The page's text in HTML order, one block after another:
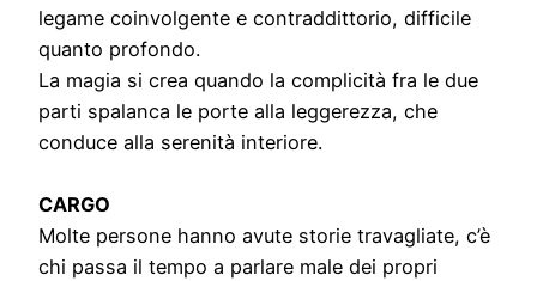
legame coinvolgente e contraddittorio, difficile
quanto profondo.
La magia si crea quando la complicità fra le due
parti spalanca le porte alla leggerezza, che
conduce alla serenità interiore.
CARGO
Molte persone hanno avute storie travagliate, c’è
chi passa il tempo a parlare male dei propri